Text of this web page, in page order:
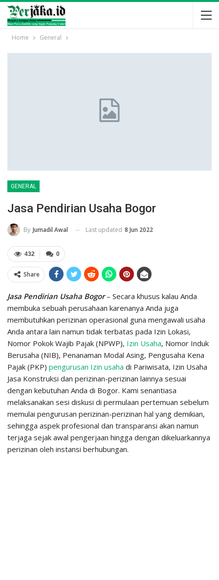
Home General
GENERAL
Jasa Pendirian Usaha Bogor
By Jumadil Awal Last updated 8 Jun 2022
0
432
Share
Jasa Pendirian Usaha Bogor– Secara khusus kalau Anda
membuka sebuah perusahaan karenanya Anda juga
membutuhkan perizinan operasional guna mengawali usaha
Anda antara lain namun tidak terbatas pada Izin Lokasi,
Nomor Pokok Wajib Pajak (NPWP), Izin Usaha, Nomor Induk
Berusaha (NIB), Penanaman Modal Asing, Pengusaha Kena
Pajak (PKP) pengurusan Izin usaha di Pariwisata, Izin Usaha
Jasa Konstruksi dan perizinan-perizinan lainnya sesuai
dengan kebutuhan Anda di Bogor. Kami senantiasa
melaksanakan sesi diskusi di permulaan pertemuan sebelum
memulai pengurusan perizinan-perizinan hal yang demikian,
sehingga aspek profesional dan transparansi akan namun
terjaga sejak awal pengerjaan hingga dengan dikeluarkannya
perizinan oleh instansi berhubungan.